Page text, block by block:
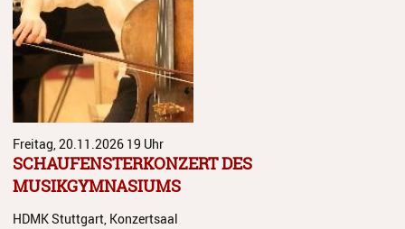
Kooperationen
Grundschulen
Musikgymnasium
Über uns
Ein geschützter Ort für Kinder
Freitag, 20.11.2026 19 Uhr
SCHAUFENSTERKONZERT DES
MUSIKGYMNASIUMS
HDMK Stuttgart, Konzertsaal